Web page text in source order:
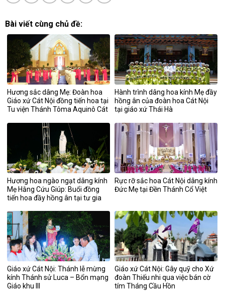
Bài viết cùng chủ đề:
Hương sắc dâng Mẹ: Đoàn hoa
Giáo xứ Cát Nội đồng tiến hoa tại
Tu viện Thánh Tôma Aquinô Cát
Hành trình dâng hoa kính Mẹ đầy
hồng ân của đoàn hoa Cát Nội
tại giáo xứ Thái Hà
Hương hoa ngào ngạt dâng kính
Mẹ Hằng Cứu Giúp: Buổi đồng
tiến hoa đầy hồng ân tại tư gia
Rực rỡ sắc hoa Cát Nội dâng kính
Đức Mẹ tại Đền Thánh Cổ Việt
Giáo xứ Cát Nội: Thánh lễ mừng
kính Thánh sử Luca – Bổn mạng
Giáo khu III
Giáo xứ Cát Nội: Gây quỹ cho Xứ
đoàn Thiếu nhi qua việc bán cờ
tím Tháng Cầu Hồn